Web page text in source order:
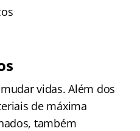
vidas. Além dos
de máxima
também